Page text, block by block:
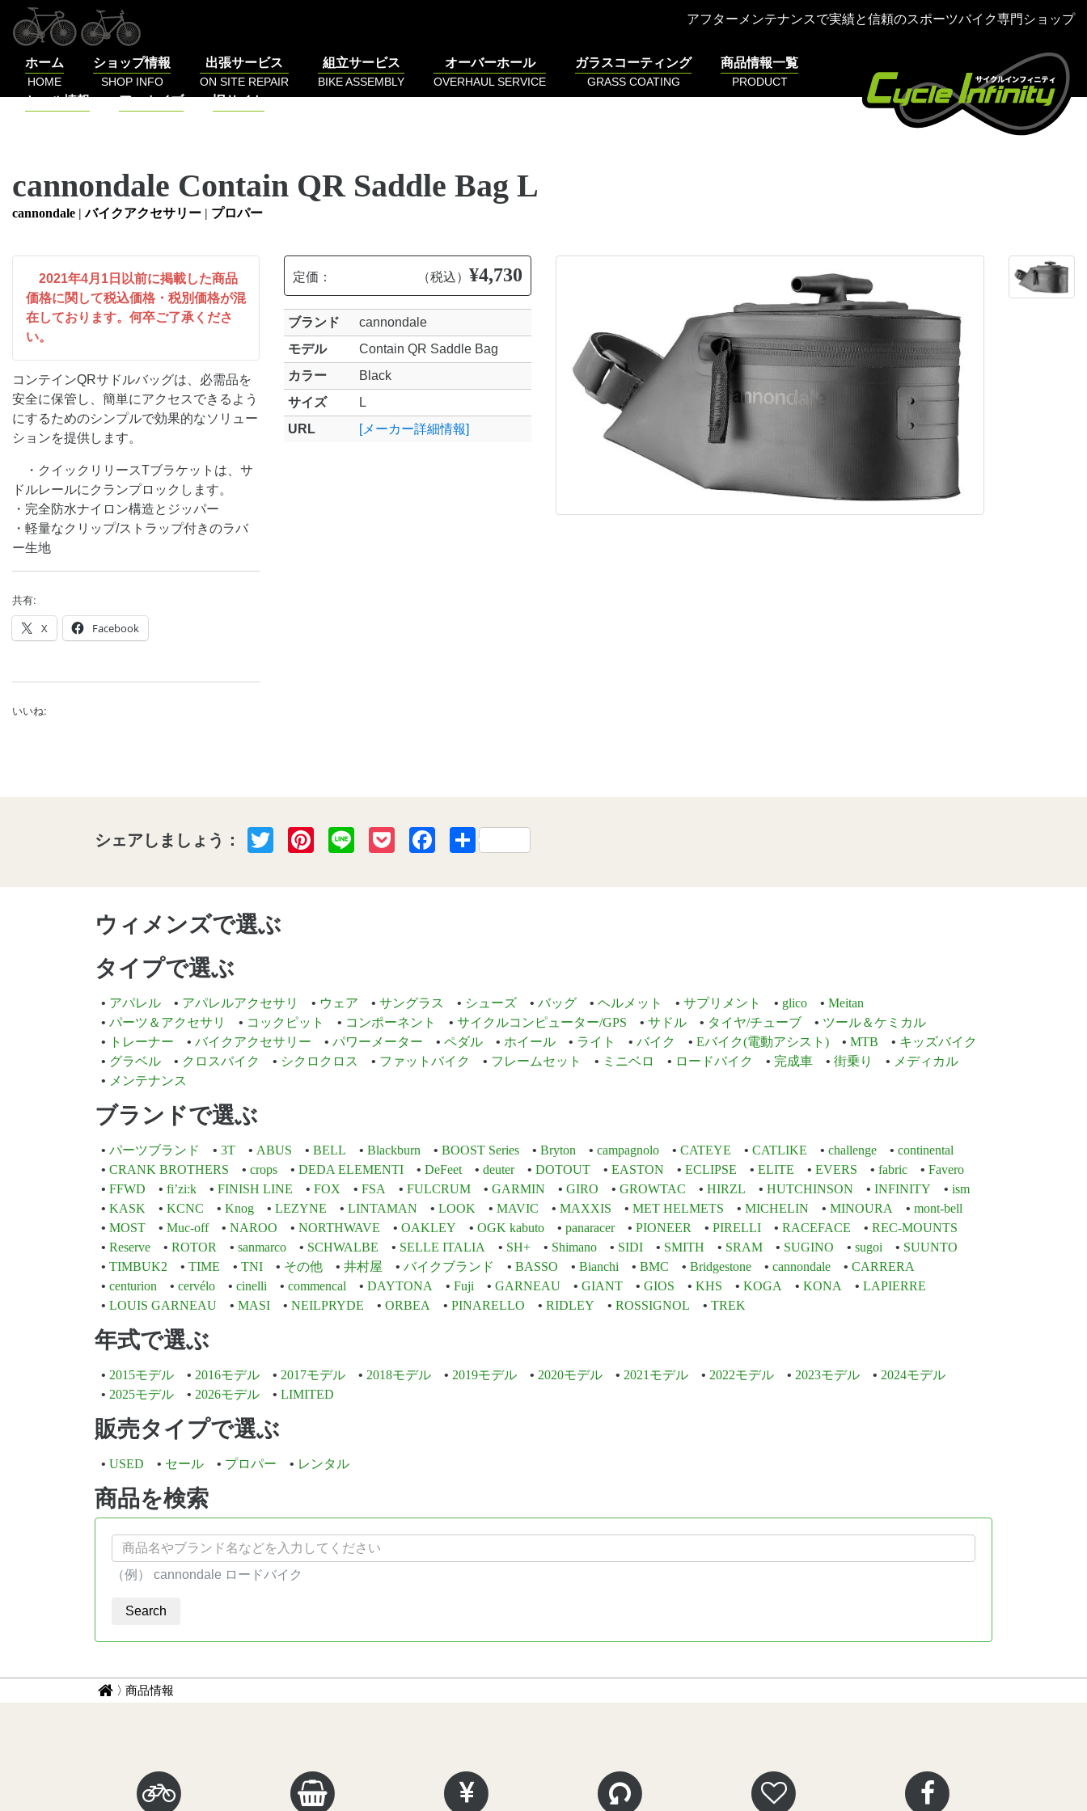
アフターメンテナンスで実績と信頼のスポーツバイク専門ショップ
ホーム
HOME
ショップ情報
SHOP INFO
出張サービス
ON SITE REPAIR
組立サービス
BIKE ASSEMBLY
オーバーホール
OVERHAUL SERVICE
ガラスコーティング
GRASS COATING
商品情報一覧
PRODUCT
セール情報 アーカイブ 旧サイト
cannondale Contain QR Saddle Bag L
cannondale |バイクアクセサリー | プロパー
2021年4月1日以前に掲載した商品
価格に関して税込価格・税別価格が混
在しております。何卒ご了承くださ
い。
コンテインQRサドルバッグは、必需品を
安全に保管し、簡単にアクセスできるよう
にするためのシンプルで効果的なソリュー
ションを提供します。
・クイックリリースTブラケットは、サ
ドルレールにクランプロックします。
・完全防水ナイロン構造とジッパー
・軽量なクリップ/ストラップ付きのラバ
ー生地
共有:
X Facebook
いいね:
定価： （税込） ¥4,730
ブランド
cannondale
モデル
Contain QR Saddle Bag
カラー
Black
サイズ
L
URL
[メーカー詳細情報]
シェアしましょう： TwitterPinterest
Line PocketFacebook
共
ウィメンズで選ぶ
タイプで選ぶ
アパレル アパレルアクセサリ ウェア サングラス シューズ バッグ ヘルメット サプリメント glico
Meitan
パーツ＆アクセサリ
コックピット コンポーネント サイクルコンピューター/GPS サドル タイヤ/チューブ
ツール＆ケミカル
トレーナー
バイクアクセサリー パワーメーター ペダル ホイール ライト バイク Eバイク(電動アシスト) MTB
キッズバイク
グラベル
クロスバイク シクロクロス ファットバイク フレームセット ミニベロ ロードバイク 完成車 街乗り
メディカル
メンテナンス
ブランドで選ぶ
パーツブランド 3T ABUS BELL Blackburn BOOST Series Bryton campagnolo CATEYE CATLIKE challenge
continental
CRANK BROTHERS
crops DEDA ELEMENTI DeFeet deuter DOTOUT EASTON ECLIPSE ELITE EVERS fabric
Favero
FFWD
fi’zi:k FINISH LINE FOX FSA FULCRUM GARMIN GIRO GROWTAC HIRZL HUTCHINSON INFINITY
ism
KASK
KCNC Knog LEZYNE LINTAMAN LOOK MAVIC MAXXIS MET HELMETS MICHELIN MINOURA
mont-bell
MOST
Muc-off NAROO NORTHWAVE OAKLEY OGK kabuto panaracer PIONEER PIRELLI RACEFACE
REC-MOUNTS
Reserve
ROTOR sanmarco SCHWALBE SELLE ITALIA SH+ Shimano SIDI SMITH SRAM SUGINO sugoi
SUUNTO
TIMBUK2
TIME TNI その他 井村屋 バイクブランド BASSO Bianchi BMC Bridgestone cannondale
CARRERA
centurion
cervélo cinelli commencal DAYTONA Fuji GARNEAU GIANT GIOS KHS KOGA KONA
LAPIERRE
LOUIS GARNEAU
MASI NEILPRYDE ORBEA PINARELLO RIDLEY ROSSIGNOL TREK
年式で選ぶ
2015モデル 2016モデル 2017モデル 2018モデル 2019モデル 2020モデル 2021モデル 2022モデル 2023モデル
2024モデル
2025モデル
2026モデル LIMITED
販売タイプで選ぶ
USED セール プロパー レンタル
商品を検索
（例） cannondale ロードバイク
パ サ商品情報